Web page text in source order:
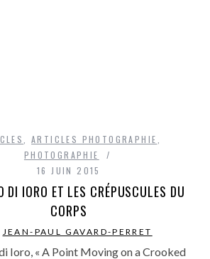
,ARTICLES PHOTOGRAPHIE
PHOTOGRAPHIE
16 JUIN 2015
DI IORO ET LES CRÉPUSCULES DU
CORPS
JEAN-PAUL GAVARD-PERRET
Ioro, « A Point Moving on a Crooked